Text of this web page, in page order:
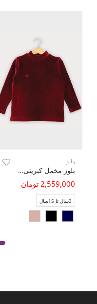
پیانو
بلوز مخمل کبریتی یقه سه سانت
2,559,000 تومان
3سال تا 15سال